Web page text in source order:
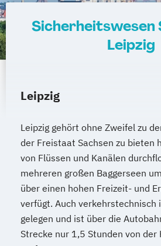
Sicherheitswesen
Leipzig
Leipzig
Leipzig gehört ohne Zweifel zu
der Freistaat Sachsen zu bieten
von Flüssen und Kanälen
mehreren großen Baggerseen
über einen hohen Freizeit- und
verfügt. Auch verkehrstechnisch
gelegen und ist über die
Strecke nur 1,5 Stunden von